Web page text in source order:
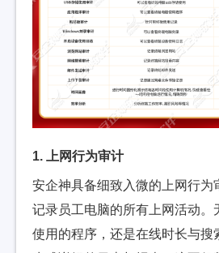
1. 上网行为审计
安企神具备细致入微的上网行为
记录员工电脑的所有上网活动。
使用的程序，还是在线时长与搜